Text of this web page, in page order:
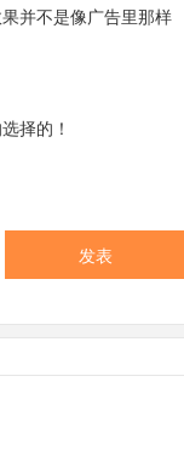
并不是像广告里那样
择的！
发表